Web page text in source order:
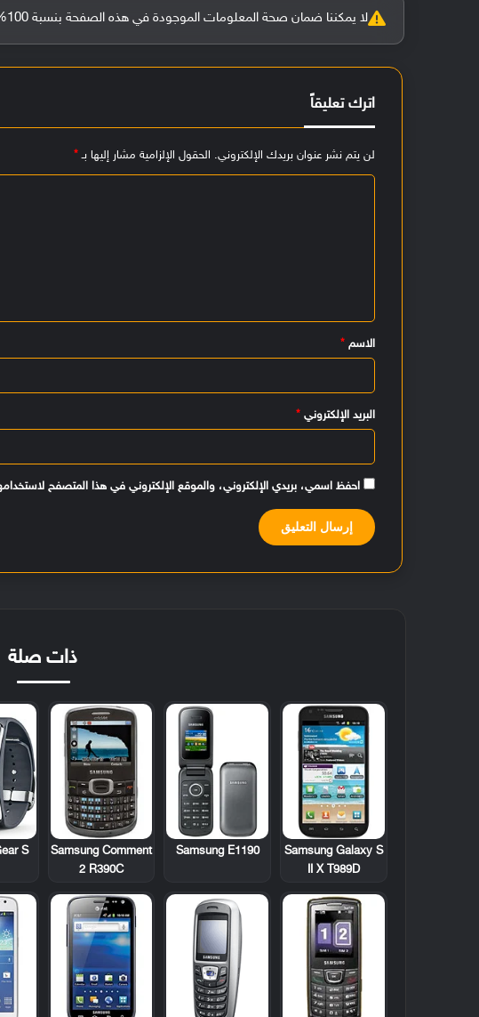
لا يمكننا ضمان صحة المعلومات الموجودة في هذه الصفحة بنسبة 100%، وفي حالة وجود خطأ يُرجى
اترك تعليقاً
لن يتم نشر عنوان بريدك الإلكتروني. الحقول الإلزامية مشار إليها بـ*
الاسم*
البريد الإلكتروني*
احفظ اسمي، بريدي الإلكتروني، والموقع الإلكتروني في هذا المتصفح
ذات صلة
Samsung Galaxy S
II X T989D
Samsung E1190
Samsung Comment
2 R390C
S